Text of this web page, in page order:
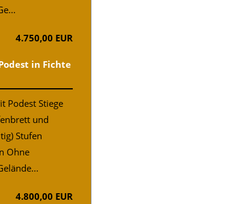
4.750,00 EUR
in Fichte
Podest Stiege
und
Stufen
Ohne
4.800,00 EUR